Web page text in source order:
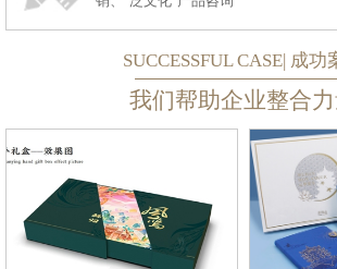
SUCCESSFUL CASE| 成功
我们帮助企业整合